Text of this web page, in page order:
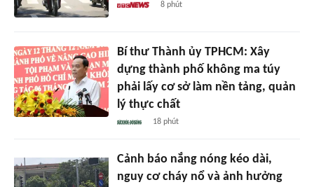
8 phút
Bí thư Thành ủy TPHCM: Xây
dựng thành phố không ma túy
phải lấy cơ sở làm nền tảng, quản
lý thực chất
18 phút
Cảnh báo nắng nóng kéo dài,
nguy cơ cháy nổ và ảnh hưởng